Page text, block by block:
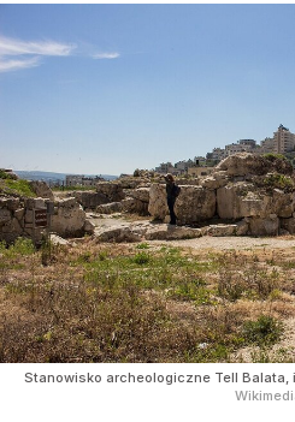
Stanowisko archeologiczne Tell Balata,